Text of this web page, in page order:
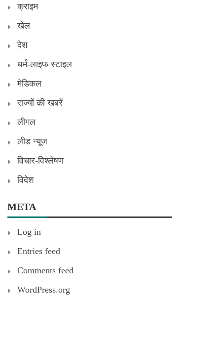
क्राइम
खेल
देश
धर्म-लाइफ स्टाइल
मेडिकल
राज्यों की खबरें
लीगल
लीड न्यूज
विचार-विश्लेषण
विदेश
META
Log in
Entries feed
Comments feed
WordPress.org